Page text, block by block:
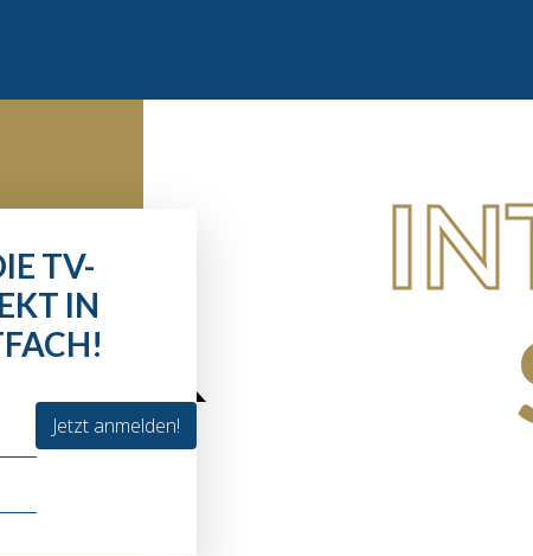
TV-
IN
Jetzt anmelden!